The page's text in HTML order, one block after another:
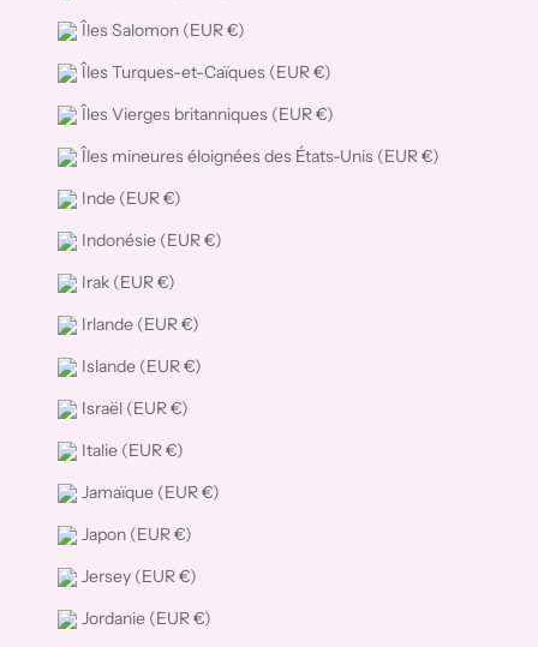
Îles Salomon (EUR €)
Îles Turques-et-Caïques (EUR €)
Îles Vierges britanniques (EUR €)
Îles mineures éloignées des États-Unis (EUR €)
Inde (EUR €)
Indonésie (EUR €)
Irak (EUR €)
Irlande (EUR €)
Islande (EUR €)
Israël (EUR €)
Italie (EUR €)
Jamaïque (EUR €)
Japon (EUR €)
Jersey (EUR €)
Jordanie (EUR €)